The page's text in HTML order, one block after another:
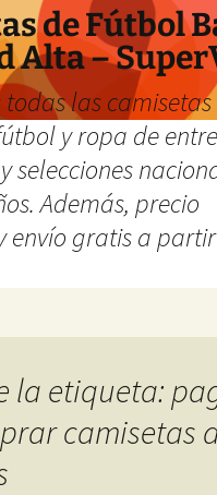
de Fútbol
Alta –
las
y ropa de
selecciones
Además, precio
envío gratis a
la etiqueta:
camisetas